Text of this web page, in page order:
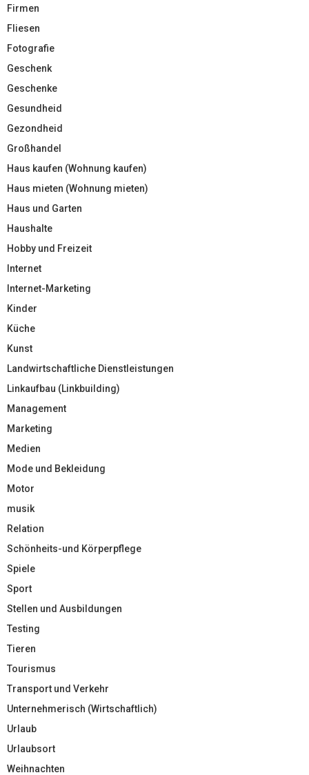
Firmen
Fliesen
Fotografie
Geschenk
Geschenke
Gesundheid
Gezondheid
Großhandel
Haus kaufen (Wohnung kaufen)
Haus mieten (Wohnung mieten)
Haus und Garten
Haushalte
Hobby und Freizeit
Internet
Internet-Marketing
Kinder
Küche
Kunst
Landwirtschaftliche Dienstleistungen
Linkaufbau (Linkbuilding)
Management
Marketing
Medien
Mode und Bekleidung
Motor
musik
Relation
Schönheits-und Körperpflege
Spiele
Sport
Stellen und Ausbildungen
Testing
Tieren
Tourismus
Transport und Verkehr
Unternehmerisch (Wirtschaftlich)
Urlaub
Urlaubsort
Weihnachten